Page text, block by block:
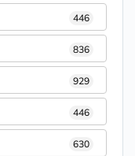
446
836
929
446
630